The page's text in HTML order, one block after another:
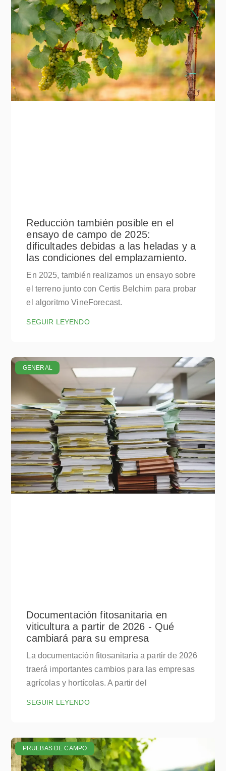
Reducción también posible en el
ensayo de campo de 2025:
dificultades debidas a las heladas y a
las condiciones del emplazamiento.
En 2025, también realizamos un ensayo sobre
el terreno junto con Certis Belchim para probar
el algoritmo VineForecast.
SEGUIR LEYENDO
GENERAL
Documentación fitosanitaria en
viticultura a partir de 2026 - Qué
cambiará para su empresa
La documentación fitosanitaria a partir de 2026
traerá importantes cambios para las empresas
agrícolas y hortícolas. A partir del
SEGUIR LEYENDO
PRUEBAS DE CAMPO